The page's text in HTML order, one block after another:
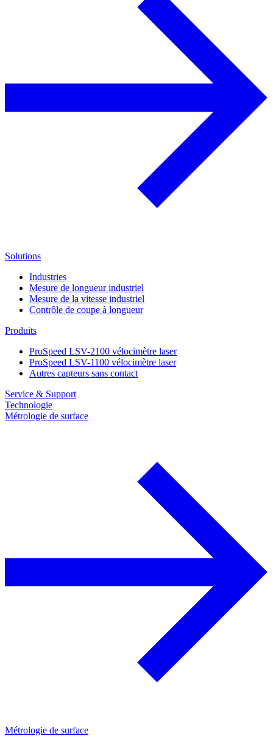
Solutions
Industries
Mesure de longueur industriel
Mesure de la vitesse industriel
Contrôle de coupe à longueur
Produits
ProSpeed LSV-2100 vélocimètre laser
ProSpeed LSV-1100 vélocimètre laser
Autres capteurs sans contact
Service & Support
Technologie
Métrologie de surface
Métrologie de surface